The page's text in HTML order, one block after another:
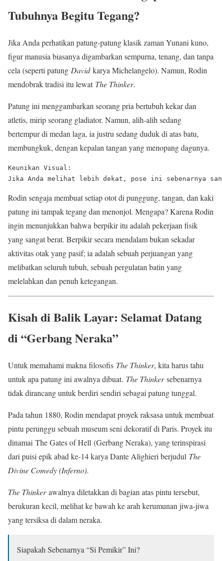
Tubuhnya Begitu Tegang?
Jika Anda perhatikan patung-patung klasik zaman Yunani kuno,
figur manusia biasanya digambarkan sempurna, tenang, dan tanpa
cela (seperti patung Davidkarya Michelangelo). Namun, Rodin
mendobrak tradisi itu lewat The Thinker.
Patung ini menggambarkan seorang pria bertubuh kekar dan
atletis, mirip seorang gladiator. Namun, alih-alih sedang
bertempur di medan laga, ia justru sedang duduk di atas batu,
membungkuk, dengan kepalan tangan yang menopang dagunya.
Keunikan Visual:
Rodin sengaja membuat setiap otot di punggung, tangan, dan kaki
patung ini tampak tegang dan menonjol. Mengapa? Karena Rodin
ingin menunjukkan bahwa berpikir itu adalah pekerjaan fisik
yang sangat berat. Berpikir secara mendalam bukan sekadar
aktivitas otak yang pasif; ia adalah sebuah perjuangan yang
melibatkan seluruh tubuh, sebuah pergulatan batin yang
melelahkan dan penuh ketegangan.
Kisah di Balik Layar: Selamat Datang
di “Gerbang Neraka”
Untuk memahami makna filosofis The Thinker, kita harus tahu
untuk apa patung ini awalnya dibuat. The Thinkersebenarnya
tidak dirancang untuk berdiri sendiri sebagai patung tunggal.
Pada tahun 1880, Rodin mendapat proyek raksasa untuk membuat
pintu perunggu sebuah museum seni dekoratif di Paris. Proyek itu
dinamai The Gates of Hell (Gerbang Neraka), yang terinspirasi
dari puisi epik abad ke-14 karya Dante Alighieri berjudul The
Divine Comedy (Inferno).
The Thinkerawalnya diletakkan di bagian atas pintu tersebut,
berukuran kecil, melihat ke bawah ke arah kerumunan jiwa-jiwa
yang tersiksa di dalam neraka.
Siapakah Sebenarnya “Si Pemikir” Ini?